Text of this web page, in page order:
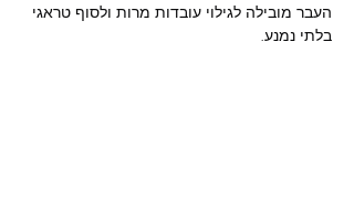
העבר מובילה לגילוי עובדות מרות ולסוף טראגי
בלתי נמנע.